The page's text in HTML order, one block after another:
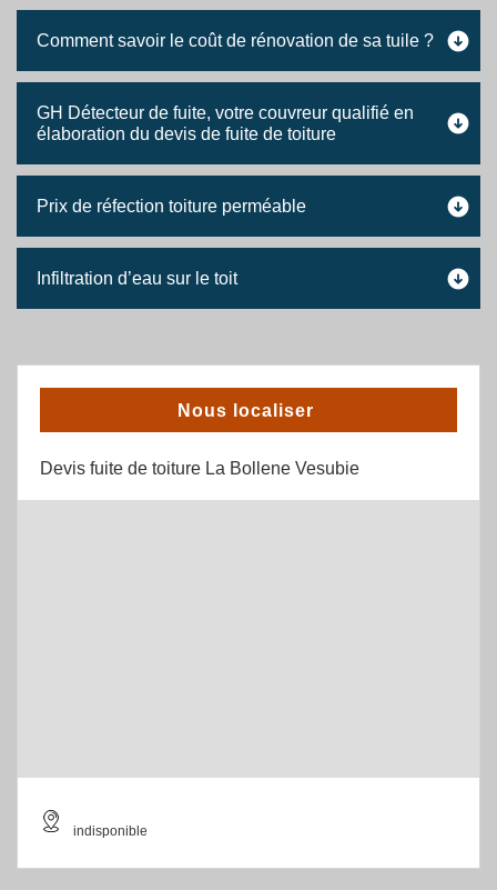
Comment savoir le coût de rénovation de sa tuile ?
GH Détecteur de fuite, votre couvreur qualifié en
élaboration du devis de fuite de toiture
Prix de réfection toiture perméable
Infiltration d’eau sur le toit
Nous localiser
Devis fuite de toiture La Bollene Vesubie
indisponible